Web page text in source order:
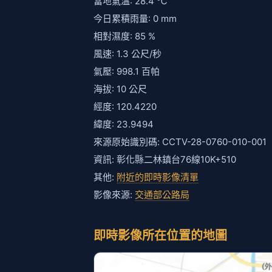
今日累積雨量: 0 mm
相對濕度: 85 %
風速: 1.3 公尺/秒
氣壓: 998.1 百帕
海拔: 10 公尺
經度: 120.4220
緯度: 23.9494
來源原始識別碼: CCTV-28-0760-010-001
資訊: 彰化縣二林鎮台76線10K+510
其他: 附近的即時影像清單
影像來源: 交通部公路局
即時影像所在位置的地圖